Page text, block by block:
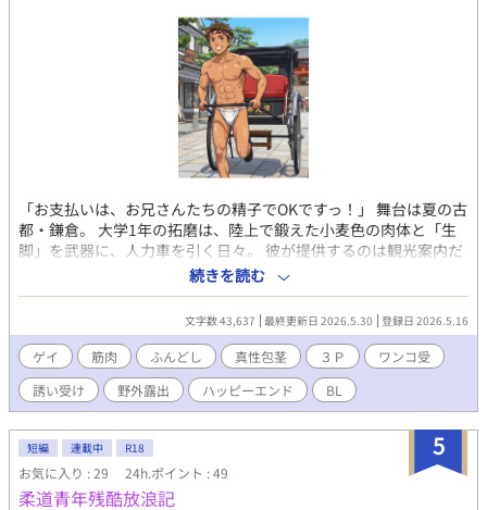
スリートが、同じ空間でそれぞれの「雄」としての本能を剥き出
しにする。明石の巧妙な手口によって、松本の理性が少しずつ、
しかし確実に崩壊していくプロセスが、逃げ場のない緊張感とと
もに綴られていく。 ​健康的なスポーツマンの皮を脱ぎ捨て、一
人の「男」としての剥き出しの欲望に翻弄される様。それは、決
して表舞台では見せることのない、禁断のプライベートだ。サウ
ナの熱気、水風呂の刺激、そして日光の下で晒される無防備な性
器。自らの肉体の完成度を誇るかのように、隠すことなく堂々と
いる。 ​爽やかなアスリートの日常と、その裏側に渦巻く濃厚な
男の欲望。一度レンズに捉えられたが最後、彼らの秘められた
「野生」は、二度と隠すことはできない。 ​（この作品はフィクシ
ョンです。また、盗撮は犯罪です。絶対にやめましょう。） ​（過
激な描写を含むため、18歳以上の読者に限定） ​【「男子体操部シ
リーズ」の第14作です。これまでの作品を先に読んでいただける
と、なお一層お楽しみいただけます！】
​「お支払いは、お兄さんたちの精子でOKですっ！」 ​舞台は夏の古
都・鎌倉。 大学1年の拓磨は、陸上で鍛えた小麦色の肉体と「生
脚」を武器に、人力車を引く日々。 彼が提供するのは観光案内だ
けではない。白の六尺褌に法被を羽織り、好みの客を狙う「エロ
営業」――。 ​ターゲットは、自分をガッツリ愛してくれる「理想
の逞しい兄貴分」。 運命的に現れた巨根の二人組を、拓磨は秘密
の『エロ海岸』へと誘う。 ​コンプレックスの真性包茎と、しなや
かなアスリートの肢体。 二人の規格外な雄を前に、拓磨の本能は
子犬のように疼き出す。 夕陽の砂浜で繰り広げられる、おバカで
濃厚なトリオ・セックス！ ～～～～～ 【本作のポイント】
●「健康的アスリート」×「どネコな子犬系」 陸上部仕込みの美
体に反し、大好きな「巨根」を前にすると、プライドを捨ててワ
ンワン懐く拓磨。性欲と先走りで知性がトロトロに溶かされたお
バカな姿と、その裏にある寂しがり屋な素顔を、全力で愛でる物
語です。 ​ ●夏の鎌倉を駆ける「ふんどし俥夫」の露出感 白の六尺
続きを読む
文字数 43,637 最終更新日 2026.5.30 登録日 2026.5.16
ゲイ 筋肉 ふんどし 真性包茎 ３Ｐ
ワンコ受
誘い受け
野外露出 ハッピーエンド BL
5
短編 連載中 R18
お気に入り : 29 24h.ポイント : 49
柔道青年残酷放浪記